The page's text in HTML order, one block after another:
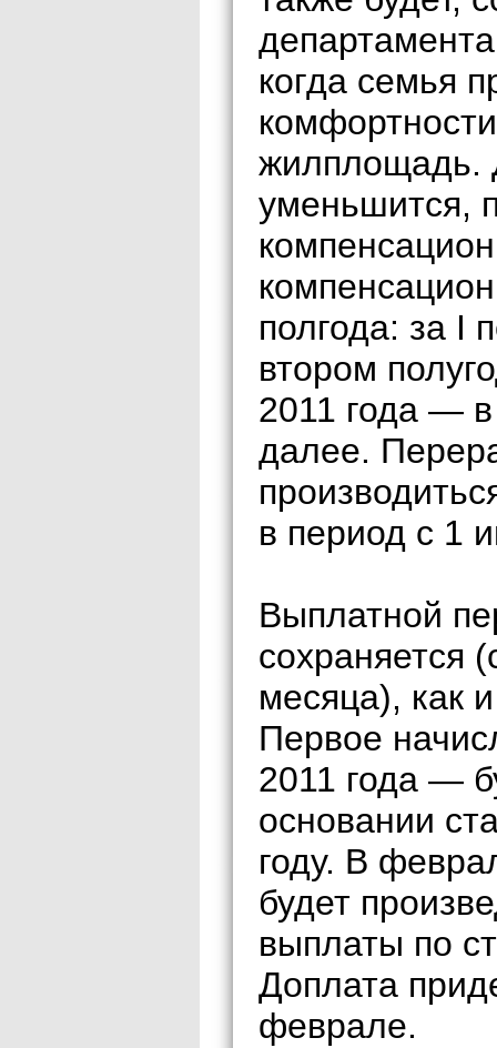
когда семья
жилплощадь.
уменьшится,
полгода: за I
втором
2011 года — в
далее.
в период с 1
Выплатной
сохраняется
месяца), как
Первое
2011 года —
основании
году. В
будет
выплаты по
Доплата
феврале.